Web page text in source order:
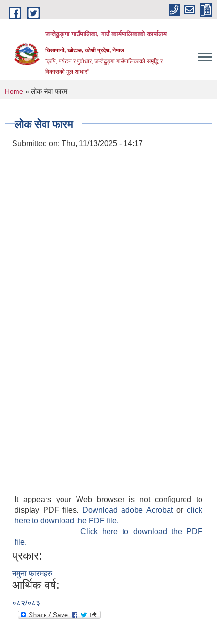
Skip to main content
जन्तेढुङ्गा गाउँपालिका, गाउँ कार्यपालिकाको कार्यालय
चिसापानी, खोटाङ, कोशी प्रदेश, नेपाल
"कृषि, पर्यटन र पुर्वाधार, जन्तेढुङ्गा गाउँपालिकाको समृद्धि र
विकासको मुल आधार"
You are here
Home » लोक सेवा फारम
लोक सेवा फारम
Submitted on: Thu, 11/13/2025 - 14:17
It appears your Web browser is not configured to
display PDF files.
Download adobe Acrobatorclick
here to download the PDF file.
Click here to download the PDF
file.
प्रकार:
नमुना फारमहरु
आर्थिक वर्ष:
०८२/०८३